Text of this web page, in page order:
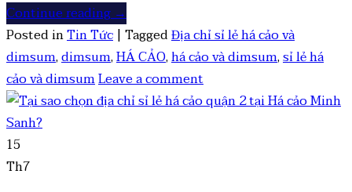
Continue reading→
Posted inTin Tức | TaggedĐịa chỉ sỉ lẻ há cảo và
dimsum,dimsum,HÁ CẢO,há cảo và dimsum,sỉ lẻ há
cảo và dimsumLeave a comment
15
Th7